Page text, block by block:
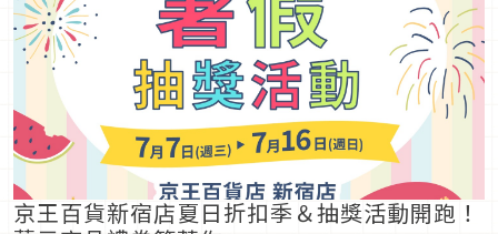
京王百貨新宿店夏日折扣季＆抽獎活動開跑！